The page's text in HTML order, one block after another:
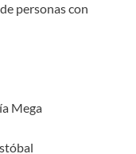
personas con
Mega